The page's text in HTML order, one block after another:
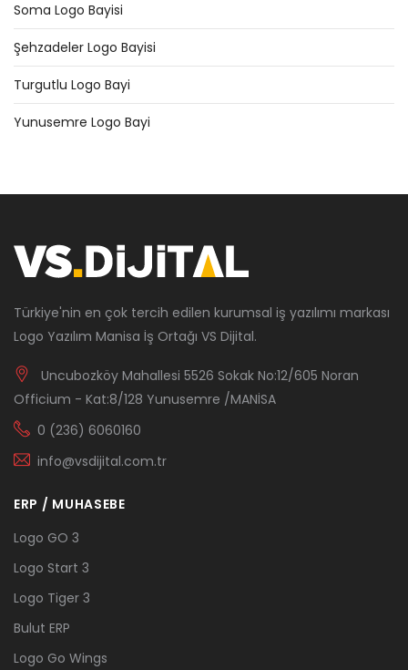
Soma Logo Bayisi
Şehzadeler Logo Bayisi
Turgutlu Logo Bayi
Yunusemre Logo Bayi
Türkiye'nin en çok tercih edilen kurumsal iş yazılımı markası
Logo Yazılım Manisa İş Ortağı VS Dijital.
Uncubozköy Mahallesi 5526 Sokak No:12/605 Noran
Officium - Kat:8/128 Yunusemre /MANİSA
0 (236) 6060160
info@vsdijital.com.tr
ERP / MUHASEBE
Logo GO 3
Logo Start 3
Logo Tiger 3
Bulut ERP
Logo Go Wings